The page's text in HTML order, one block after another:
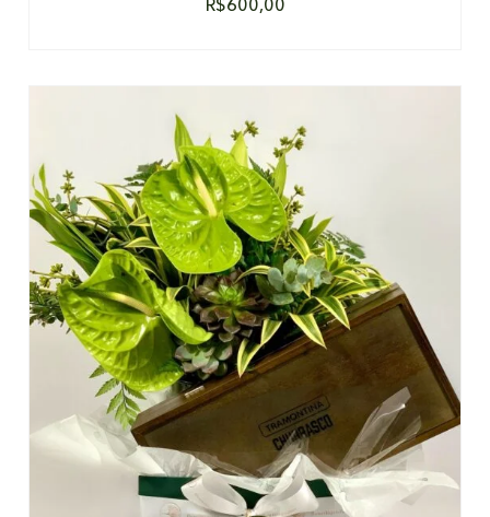
R$600,00
DETALHES